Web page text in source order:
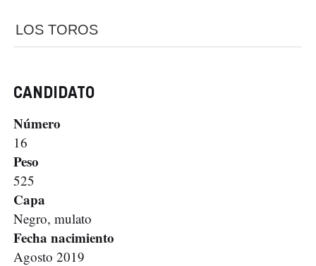
LOS TOROS
CANDIDATO
Número
16
Peso
525
Capa
Negro, mulato
Fecha nacimiento
Agosto 2019